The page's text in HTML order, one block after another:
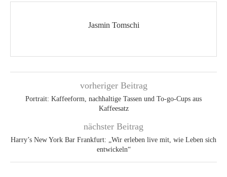
Jasmin Tomschi
vorheriger Beitrag
Portrait: Kaffeeform, nachhaltige Tassen und To-go-Cups aus
Kaffeesatz
nächster Beitrag
Harry’s New York Bar Frankfurt: „Wir erleben live mit, wie Leben sich
entwickeln“